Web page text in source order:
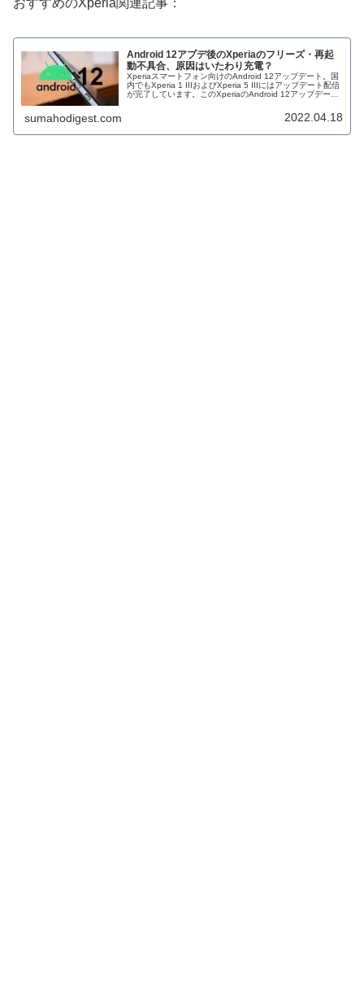
Android 12アプデ後のXperiaのフリーズ・再起
動不具合、原因はいたわり充電？
Xperiaスマートフォン向けのAndroid 12アップデート。国
内でもXperia 1 IIIおよびXperia 5 IIIにはアップデート配信
が完了しています。このXperiaのAndroid 12アップデート
sumahodigest.com 2022.04.18